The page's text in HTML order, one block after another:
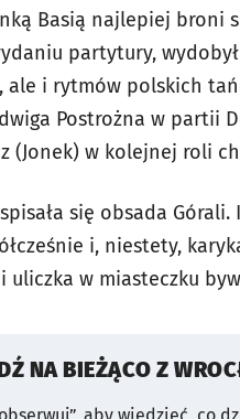
Basią najlepiej broni
partytury,
ale i rytmów polskich
Postrożna w partii
(Jonek) w kolejnej roli
się obsada
i, niestety,
uliczka w miasteczku
NA BIEŻĄCO Z